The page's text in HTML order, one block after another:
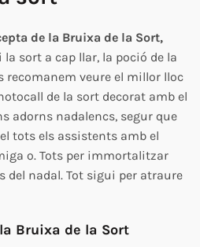
de la Bruixa de la Sort,
sort a cap llar, la poció de la
recomanem veure el millor lloc
de la sort decorat amb el
adorns nadalencs, segur que
tots els assistents amb el
o. Tots per immortalitzar
del nadal. Tot sigui per atraure
Bruixa de la Sort